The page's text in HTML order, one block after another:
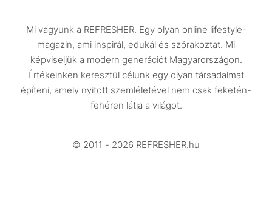
Utazás
Életmód
Design
Beszélgetések
Videó
Mi vagyunk a REFRESHER. Egy olyan online lifestyle-
magazin, ami inspirál, edukál és szórakoztat. Mi
képviseljük a modern generációt Magyarországon.
Értékeinken keresztül célunk egy olyan társadalmat
építeni, amely nyitott szemléletével nem csak feketén-
fehéren látja a világot.
© 2011 - 2026 REFRESHER.hu